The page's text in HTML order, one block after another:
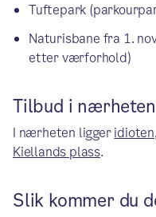
Tuftepark
Naturisbane fra 1.
etter værforhold)
Tilbud i nærheten
I nærheten liggeridioten
Kiellands plass.
Slik kommer du